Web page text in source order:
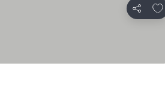
Teilen